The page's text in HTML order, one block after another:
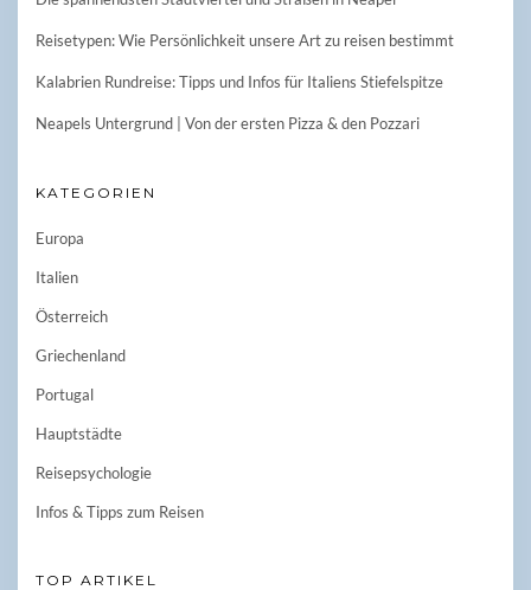
Reisetypen: Wie Persönlichkeit unsere Art zu reisen bestimmt
Kalabrien Rundreise: Tipps und Infos für Italiens Stiefelspitze
Neapels Untergrund | Von der ersten Pizza & den Pozzari
KATEGORIEN
Europa
Italien
Österreich
Griechenland
Portugal
Hauptstädte
Reisepsychologie
Infos & Tipps zum Reisen
TOP ARTIKEL